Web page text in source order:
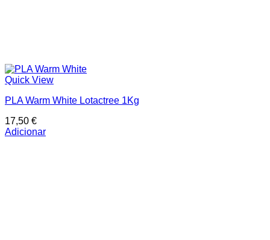
Quick View
PLA Warm White Lotactree 1Kg
17,50 €
Adicionar